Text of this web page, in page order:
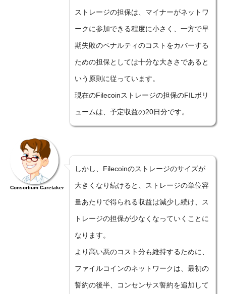
ストレージの担保は、マイナーがネットワ
ークに参加できる程度に小さく、一方で早
期失敗のペナルティのコストをカバーする
ための担保としては十分な大きさであると
いう原則に従っています。
現在のFilecoinストレージの担保のFILボリ
ュームは、予定収益の20日分です。
Consortium Caretaker
しかし、Filecoinのストレージのサイズが
大きくなり続けると、ストレージの単位容
量あたりで得られる収益は減少し続け、ス
トレージの担保が少なくなっていくことに
なります。
より高い悪のコスト分も維持するために、
ファイルコインのネットワークは、最初の
誓約の後半、コンセンサス誓約を追加して